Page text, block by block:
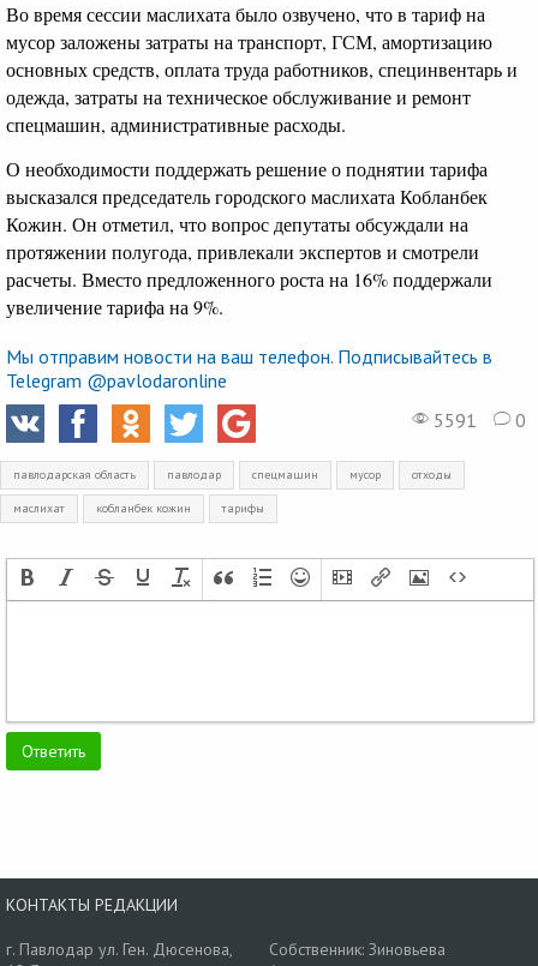
Во время сессии маслихата было озвучено, что в тариф на
мусор заложены затраты на транспорт, ГСМ, амортизацию
основных средств, оплата труда работников, специнвентарь и
одежда, затраты на техническое обслуживание и ремонт
спецмашин, административные расходы.
О необходимости поддержать решение о поднятии тарифа
высказался председатель городского маслихата Кобланбек
Кожин. Он отметил, что вопрос депутаты обсуждали на
протяжении полугода, привлекали экспертов и смотрели
расчеты. Вместо предложенного роста на 16% поддержали
увеличение тарифа на 9%.
Мы отправим новости на ваш телефон. Подписывайтесь в
Telegram @pavlodaronline
5591
0
павлодарская область павлодар спецмашин мусор отходы
маслихат кобланбек кожин тарифы
КОНТАКТЫ РЕДАКЦИИ
г. Павлодар ул. Ген. Дюсенова,
Собственник: Зиновьева